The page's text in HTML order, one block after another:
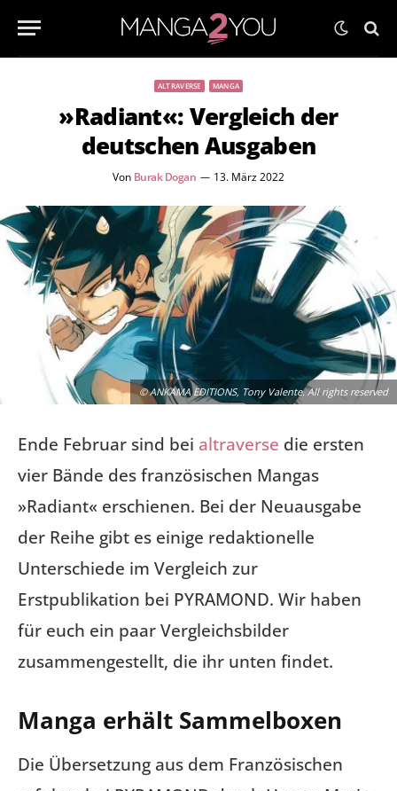
ALTRAVERSE MANGA
»Radiant«: Vergleich der
deutschen Ausgaben
Von Burak Dogan 13. März 2022
© ANKAMA EDITIONS, Tony Valente. All rights reserved
Ende Februar sind bei altraverse die ersten
vier Bände des französischen Mangas
»Radiant« erschienen. Bei der Neuausgabe
der Reihe gibt es einige redaktionelle
Unterschiede im Vergleich zur
Erstpublikation bei PYRAMOND. Wir haben
für euch ein paar Vergleichsbilder
zusammengestellt, die ihr unten findet.
Manga erhält Sammelboxen
Die Übersetzung aus dem Französischen